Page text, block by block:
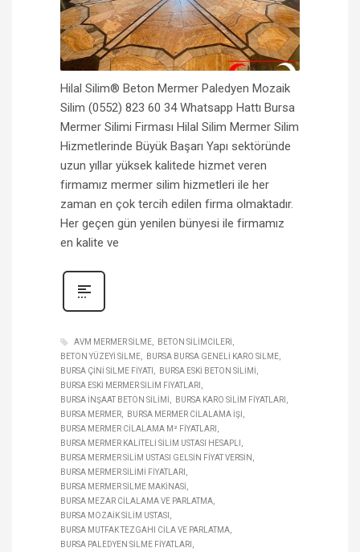
Hilal Silim® Beton Mermer Paledyen Mozaik
Silim (0552) 823 60 34 Whatsapp Hattı Bursa
Mermer Silimi Firması Hilal Silim Mermer Silim
Hizmetlerinde Büyük Başarı Yapı sektöründe
uzun yıllar yüksek kalitede hizmet veren
firmamız mermer silim hizmetleri ile her
zaman en çok tercih edilen firma olmaktadır.
Her geçen gün yenilen bünyesi ile firmamız
en kalite ve
AVM MERMER SILME
BETON SILIMCILERI
BETON YÜZEYI SILME
BURSA BURSA GENELI KARO SILME
BURSA ÇINI SILME FIYATI
BURSA ESKI BETON SILIMI
BURSA ESKI MERMER SILIM FIYATLARI
BURSA INŞAAT BETON SILIMI
BURSA KARO SILIM FIYATLARI
BURSA MERMER
BURSA MERMER CILALAMA IŞI
BURSA MERMER CILALAMA M² FIYATLARI
BURSA MERMER KALITELI SILIM USTASI HESAPLI
BURSA MERMER SILIM USTASI GELSIN FIYAT VERSIN
BURSA MERMER SILIMI FIYATLARI
BURSA MERMER SILME MAKINASI
BURSA MEZAR CILALAMA VE PARLATMA
BURSA MOZAIK SILIM USTASI
BURSA MUTFAK TEZGAHI CILA VE PARLATMA
BURSA PALEDYEN SILME FIYATLARI